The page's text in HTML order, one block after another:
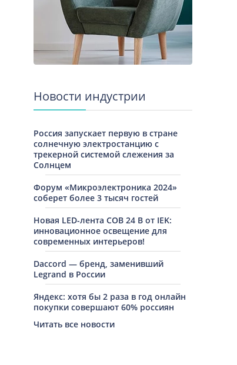
Новости индустрии
Россия запускает первую в стране
солнечную электростанцию с
трекерной системой слежения за
Солнцем
Форум «Микроэлектроника 2024»
соберет более 3 тысяч гостей
Новая LED-лента COB 24 В от IEK:
инновационное освещение для
современных интерьеров!
Daccord — бренд, заменивший
Legrand в России
Яндекс: хотя бы 2 раза в год онлайн
покупки совершают 60% россиян
Читать все новости